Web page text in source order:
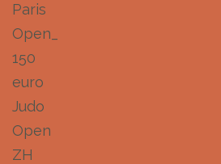
Paris
Open_
150
euro
Judo
Open
ZH